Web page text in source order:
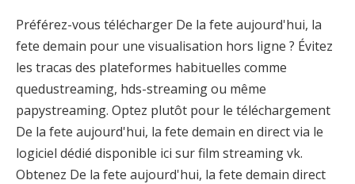
Préférez-vous télécharger De la fete aujourd'hui, la
fete demain pour une visualisation hors ligne ? Évitez
les tracas des plateformes habituelles comme
quedustreaming, hds-streaming ou même
papystreaming. Optez plutôt pour le téléchargement
De la fete aujourd'hui, la fete demain en direct via le
logiciel dédié disponible ici sur film streaming vk.
Obtenez De la fete aujourd'hui, la fete demain direct